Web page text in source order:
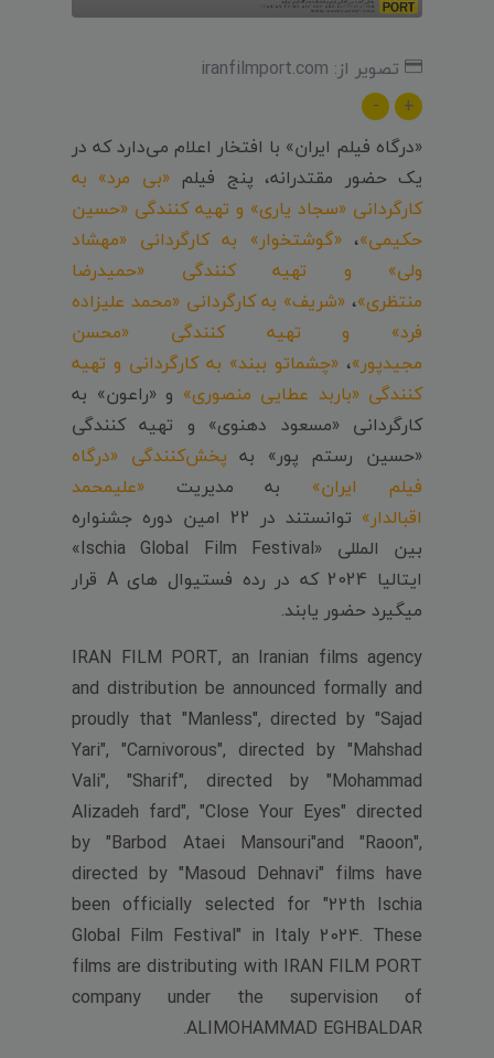
تصویر از: iranfilmport.com
+
-
«درگاه فیلم ایران» با افتخار اعلام می‌دارد که در
یک حضور مقتدرانه، پنج فیلم«بی مرد» به
کارگردانی «سجاد یاری» و تهیه کنندگی «حسین
حکیمی»،«گوشتخوار» به کارگردانی «مهشاد
ولی» و تهیه کنندگی «حمیدرضا
منتظری»، «شریف» به کارگردانی «محمد علیزاده
فرد» و تهیه کنندگی «محسن
مجیدپور»، «چشماتو ببند» به کارگردانی و تهیه
کنندگی «باربد عطایی منصوری» و «راعون» به
کارگردانی «مسعود دهنوی» و تهیه کنندگی
«حسین رستم پور» بهپخش‌کنندگی «درگاه
فیلم ایران» به مدیریت «علیمحمد
اقبالدار»
توانستند در 22 امین دوره جشنواره
بین المللی «Ischia Global Film Festival»
ایتالیا 2024 که در رده فستیوال های A قرار
میگیرد حضور یابند.
IRAN FILM PORT, an Iranian films agency
and distribution be announced formally and
proudly that "Manless", directed by "Sajad
Yari", "Carnivorous", directed by "Mahshad
Vali", "Sharif", directed by "Mohammad
Alizadeh fard", "Close Your Eyes" directed
by "Barbod Ataei Mansouri"and "Raoon",
directed by "Masoud Dehnavi" films have
been officially selected for "22th Ischia
Global Film Festival" in Italy 2024. These
films are distributing with IRAN FILM PORT
company under the supervision of
ALIMOHAMMAD EGHBALDAR.